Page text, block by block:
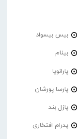
بیس بیسواد
بینام
پارانویا
پارسا پورشان
پازل بند
پدرام افتخاری